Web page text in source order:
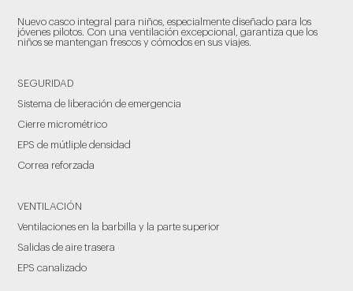
Nuevo casco integral para niños, especialmente diseñado para los
jóvenes pilotos. Con una ventilación excepcional, garantiza que los
niños se mantengan frescos y cómodos en sus viajes.
SEGURIDAD
Sistema de liberación de emergencia
Cierre micrométrico
EPS de mútliple densidad
Correa reforzada
VENTILACIÓN
Ventilaciones en la barbilla y la parte superior
Salidas de aire trasera
EPS canalizado